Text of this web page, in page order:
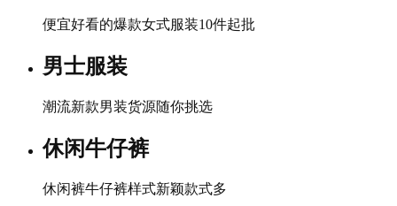
便宜好看的爆款女式服装10件起批
男士服装
潮流新款男装货源随你挑选
休闲牛仔裤
休闲裤牛仔裤样式新颖款式多